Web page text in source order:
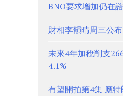
BNO要求增加仍在
財相李韻晴周三公
未來4年加稅削支
4.1%
有望開拍第4集 應